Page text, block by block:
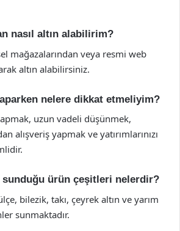
nasıl altın alabilirim?
mağazalarından veya resmi web
altın alabilirsiniz.
nelere dikkat etmeliyim?
uzun vadeli düşünmek,
alışveriş yapmak ve yatırımlarınızı
sunduğu ürün çeşitleri nelerdir?
bilezik, takı, çeyrek altın ve yarım
sunmaktadır.